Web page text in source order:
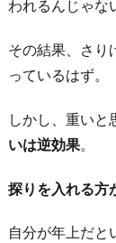
われるんじゃな
その結果、さり
っているはず。
しかし、重いと
いは逆効果。
探りを入れる方
自分が年上だと